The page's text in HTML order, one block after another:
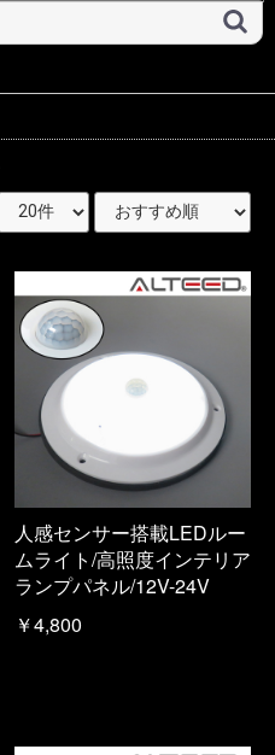
人感センサー搭載LEDルー
ムライト/高照度インテリア
ランプパネル/12V-24V
￥4,800